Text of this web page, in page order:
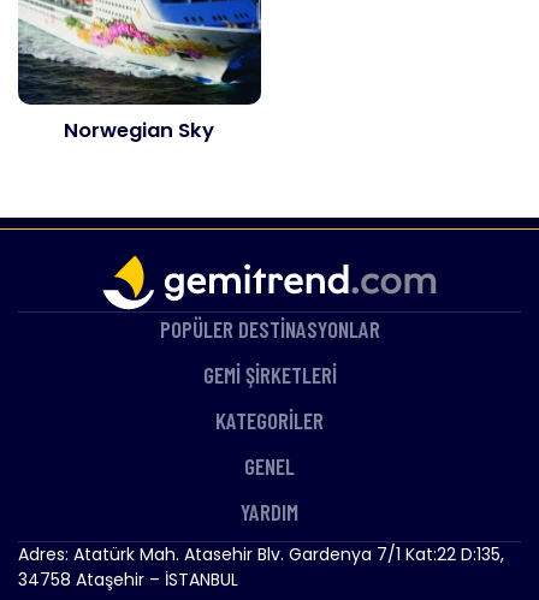
Norwegian Sky
POPÜLER DESTİNASYONLAR
GEMİ ŞİRKETLERİ
KATEGORİLER
GENEL
YARDIM
Adres: Atatürk Mah. Atasehir Blv. Gardenya 7/1 Kat:22 D:135,
34758 Ataşehir – İSTANBUL